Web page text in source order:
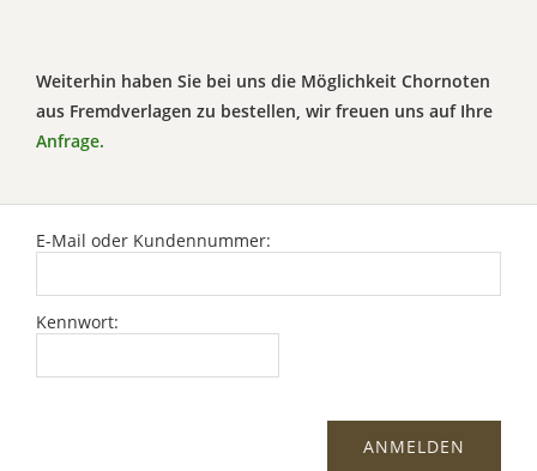
Weiterhin haben Sie bei uns die Möglichkeit Chornoten
aus Fremdverlagen zu bestellen, wir freuen uns auf Ihre
Anfrage.
E-Mail oder Kundennummer:
Kennwort: